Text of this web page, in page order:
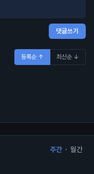
댓글쓰기
등록순 ↑ 최신순 ↓
주간 · 월간